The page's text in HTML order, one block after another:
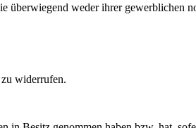
überwiegend weder ihrer gewerblichen
widerrufen.